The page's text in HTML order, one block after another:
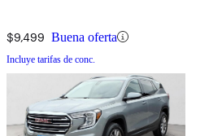
$9,499 Buena oferta
Incluye tarifas de conc.